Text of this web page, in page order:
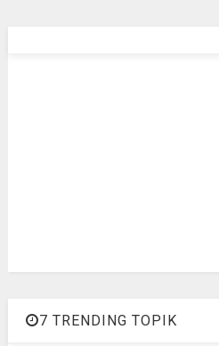
7 TRENDING TOPIK